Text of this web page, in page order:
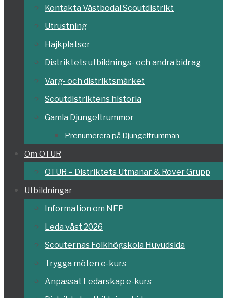
Kontakta Västbodal Scoutdistrikt
Utrustning
Hajkplatser
Distriktets utbildnings- och andra bidrag
Varg- och distriktsmärket
Scoutdistriktens historia
Gamla Djungeltrummor
Prenumerera på Djungeltrumman
Om OTUR
OTUR – Distriktets Utmanar & Rover Grupp
Utbildningar
Information om NFP
Leda väst 2026
Scouternas Folkhögskola Huvudsida
Trygga möten e-kurs
Anpassat Ledarskap e-kurs